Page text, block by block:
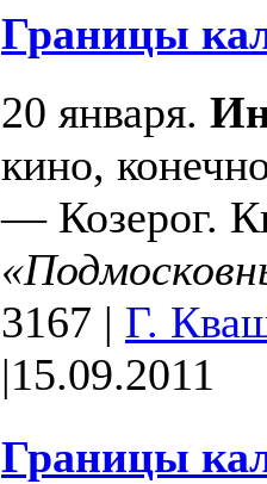
Границы
20 января.
кино,
— Козерог.
3167 | Г.
|15.09.2011
Границы